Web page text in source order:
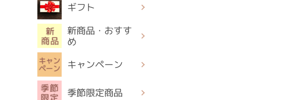
ギフト
新商品・おすす
め
キャンペーン
季節限定商品